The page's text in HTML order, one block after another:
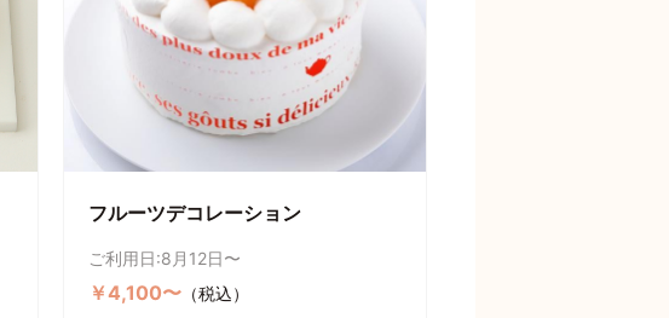
フルーツデコレーション
ご利用日:8月12日〜
￥4,100〜（税込）